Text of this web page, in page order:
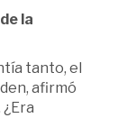
la
tanto, el
afirmó